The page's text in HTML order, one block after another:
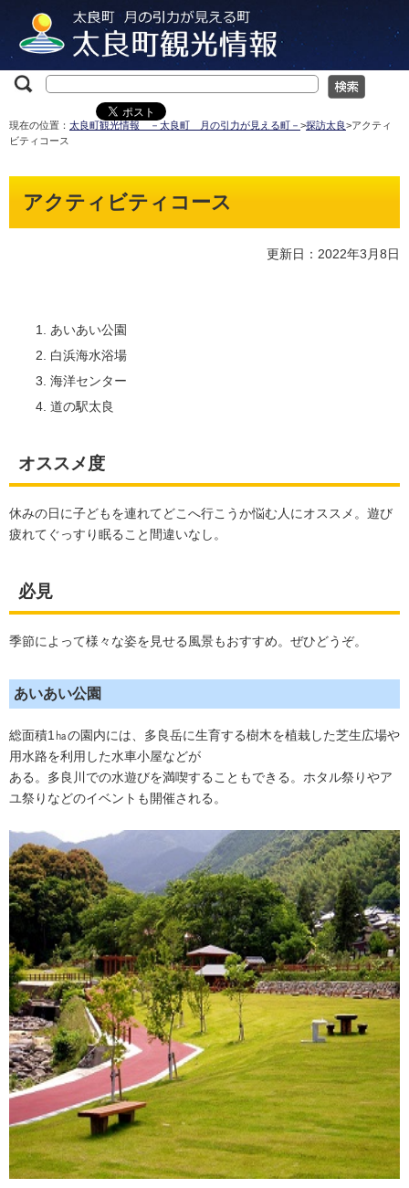
現在の位置： 太良町観光情報 －太良町 月の引力が見える町－ >探訪太良>アクティ
ビティコース
アクティビティコース
更新日：2022年3月8日
あいあい公園
白浜海水浴場
海洋センター
道の駅太良
オススメ度
休みの日に子どもを連れてどこへ行こうか悩む人にオススメ。遊び
疲れてぐっすり眠ること間違いなし。
必見
季節によって様々な姿を見せる風景もおすすめ。ぜひどうぞ。
あいあい公園
総面積1㏊の園内には、多良岳に生育する樹木を植栽した芝生広場や
用水路を利用した水車小屋などが
ある。多良川での水遊びを満喫することもできる。ホタル祭りやア
ユ祭りなどのイベントも開催される。